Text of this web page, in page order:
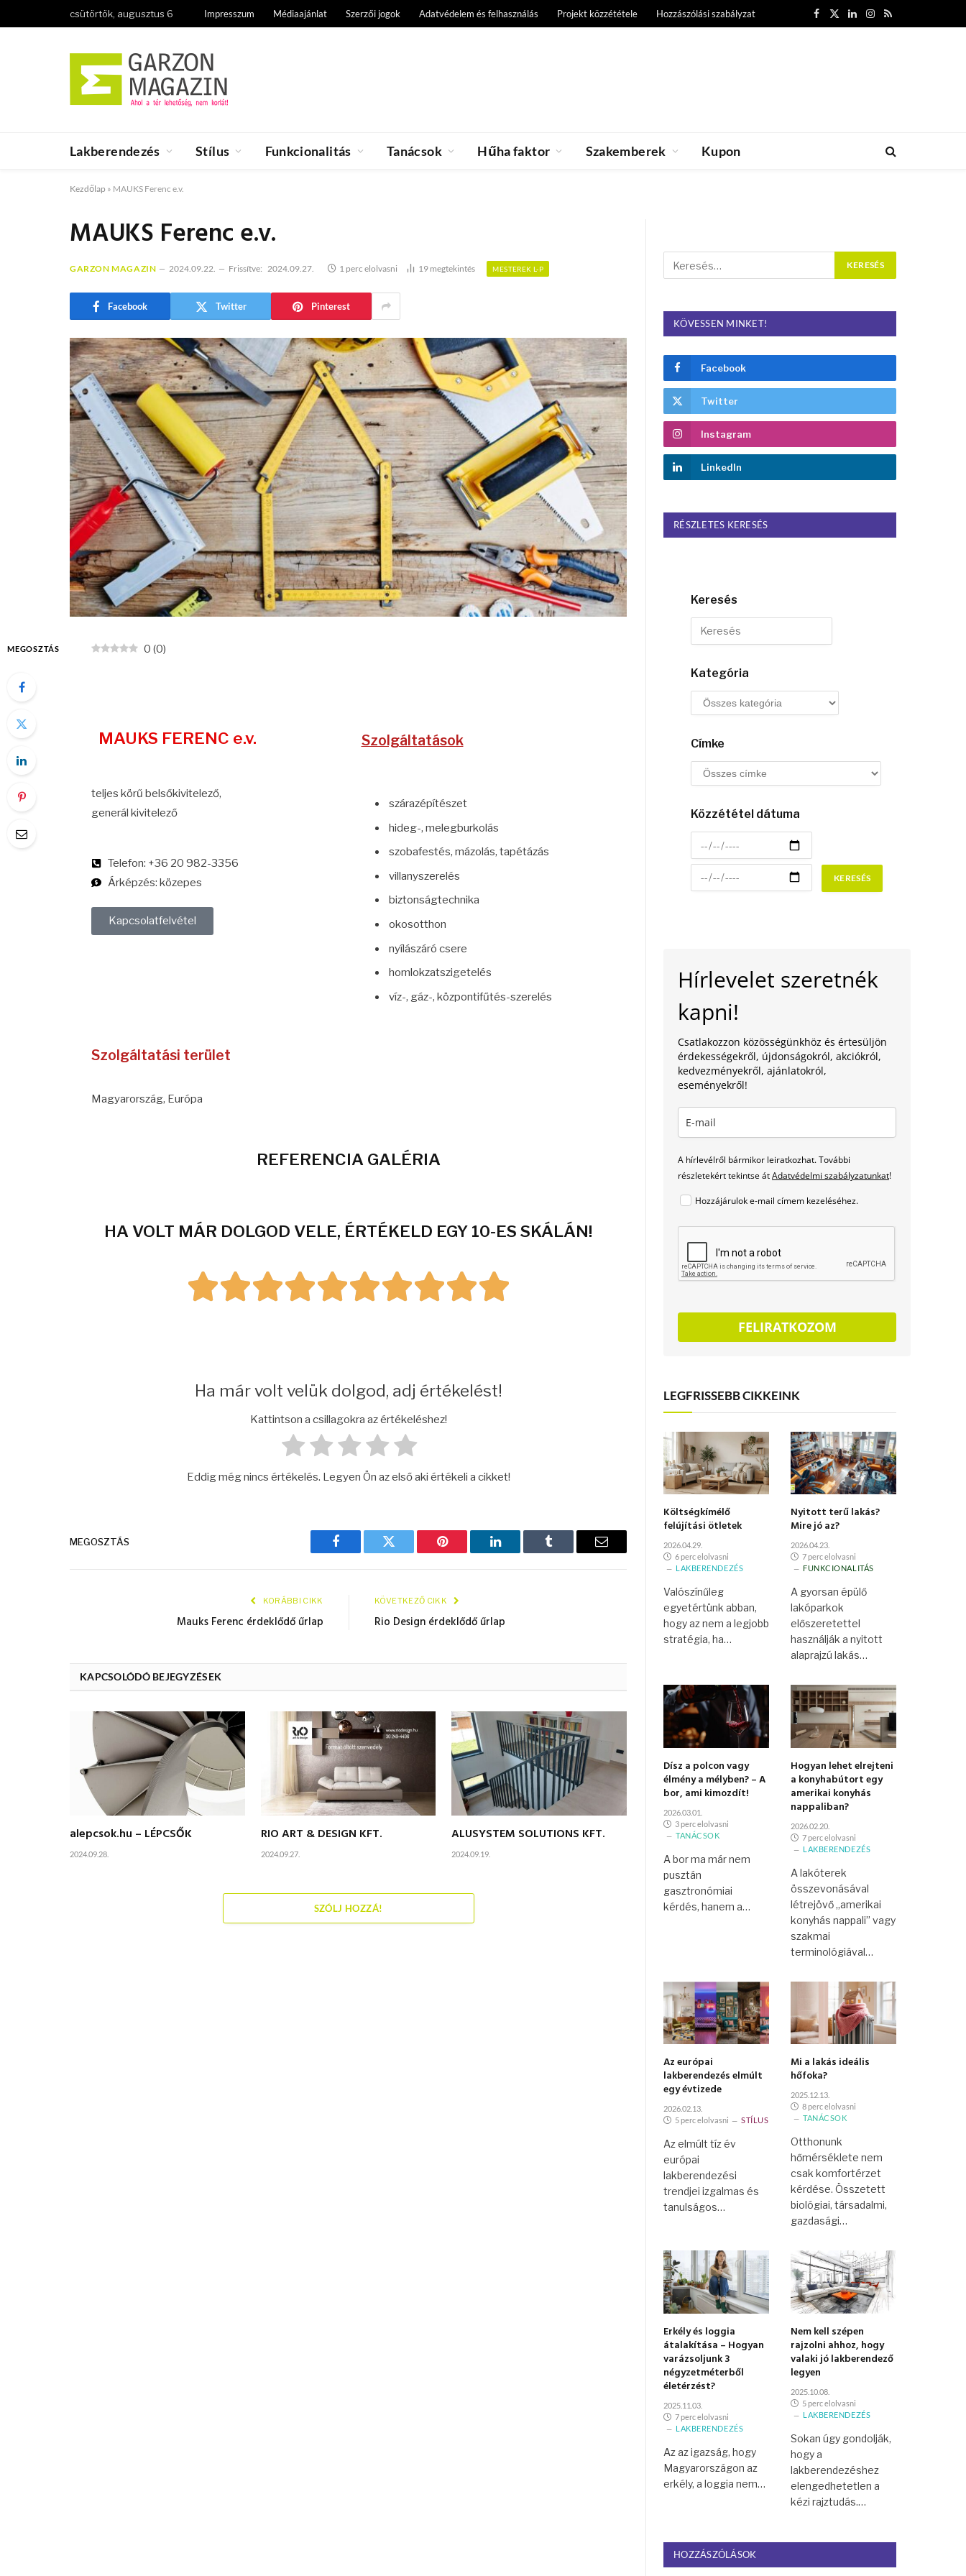
csütörtök, augusztus 6 Impresszum Médiaajánlat Szerzői jogok Adatvédelem és felhasználás Projekt közzététele Hozzászólási szabályzat
Facebook
X
LinkedIn
Instagram
RSS
Lakberendezés Stílus Funkcionalitás Tanácsok Hűha faktor Szakemberek Kupon
Kezdőlap » MAUKS Ferenc e.v.
MAUKS Ferenc e.v.
GARZON MAGAZIN 2024.09.22. Frissítve: 2024.09.27. 1 perc elolvasni 19 megtekintés MESTEREK L-P
Facebook Twitter Pinterest
MEGOSZTÁS 0 (0)
MAUKS FERENC e.v.
teljes körű belsőkivitelező,
generál kivitelező
Telefon: +36 20 982-3356
Árképzés: közepes
Kapcsolatfelvétel
Szolgáltatások
szárazépítészet
hideg-, melegburkolás
szobafestés, mázolás, tapétázás
villanyszerelés
biztonságtechnika
okosotthon
nyílászáró csere
homlokzatszigetelés
víz-, gáz-, központifűtés-szerelés
Szolgáltatási terület
Magyarország, Európa
REFERENCIA GALÉRIA
HA VOLT MÁR DOLGOD VELE, ÉRTÉKELD EGY 10-ES SKÁLÁN!
Ha már volt velük dolgod, adj értékelést!
Kattintson a csillagokra az értékeléshez!
Eddig még nincs értékelés. Legyen Ön az első aki értékeli a cikket!
MEGOSZTÁS
Facebook Twitter Pinterest LinkedIn Tumblr
E.-
KORÁBBI CIKK
Mauks Ferenc érdeklődő űrlap
KÖVETKEZŐ CIKK
Rio Design érdeklődő űrlap
KAPCSOLÓDÓ BEJEGYZÉSEK
alepcsok.hu – LÉPCSŐK
2024.09.28.
RIO ART & DESIGN KFT.
2024.09.27.
ALUSYSTEM SOLUTIONS KFT.
2024.09.19.
SZÓLJ HOZZÁ!
KÖVESSEN MINKET!
Facebook
Twitter
Instagram
LinkedIn
RÉSZLETES KERESÉS
Keresés
Kategória
Címke
Közzététel dátuma
Hírlevelet szeretnék
kapni!
Csatlakozzon közösségünkhöz és értesüljön
érdekességekről, újdonságokról, akciókról,
kedvezményekről, ajánlatokról,
eseményekről!
A hírlevélről bármikor leiratkozhat. További
részletekért tekintse átAdatvédelmi szabályzatunkat!
Hozzájárulok e-mail címem kezeléséhez.
FELIRATKOZOM
LEGFRISSEBB CIKKEINK
Költségkímélő
felújítási ötletek
2026.04.29.
6 perc elolvasni
LAKBERENDEZÉS
Valószínűleg
egyetértünk abban,
hogy az nem a legjobb
stratégia, ha…
Nyitott terű lakás?
Mire jó az?
2026.04.23.
7 perc elolvasni
FUNKCIONALITÁS
A gyorsan épülő
lakóparkok
előszeretettel
használják a nyitott
alaprajzú lakás…
Dísz a polcon vagy
élmény a mélyben? – A
bor, ami kimozdít!
2026.03.01.
3 perc elolvasni
TANÁCSOK
A bor ma már nem
pusztán
gasztronómiai
kérdés, hanem a…
Hogyan lehet elrejteni
a konyhabútort egy
amerikai konyhás
nappaliban?
2026.02.20.
7 perc elolvasni
LAKBERENDEZÉS
A lakóterek
összevonásával
létrejövő „amerikai
konyhás nappali” vagy
szakmai
terminológiával…
Az európai
lakberendezés elmúlt
egy évtizede
2026.02.13.
5 perc elolvasni
STÍLUS
Az elmúlt tíz év
európai
lakberendezési
trendjei izgalmas és
tanulságos…
Mi a lakás ideális
hőfoka?
2025.12.13.
8 perc elolvasni
TANÁCSOK
Otthonunk
hőmérséklete nem
csak komfortérzet
kérdése. Összetett
biológiai, társadalmi,
gazdasági…
Erkély és loggia
átalakítása – Hogyan
varázsoljunk 3
négyzetméterből
életérzést?
2025.11.03.
7 perc elolvasni
LAKBERENDEZÉS
Az az igazság, hogy
Magyarországon az
erkély, a loggia nem…
Nem kell szépen
rajzolni ahhoz, hogy
valaki jó lakberendező
legyen
2025.10.08.
5 perc elolvasni
LAKBERENDEZÉS
Sokan úgy gondolják,
hogy a
lakberendezéshez
elengedhetetlen a
kézi rajztudás.…
HOZZÁSZÓLÁSOK